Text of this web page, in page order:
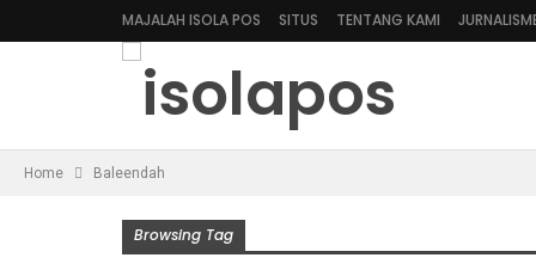
MAJALAH ISOLA POS SITUS TENTANG KAMI
Home Baleendah
Browsing Tag